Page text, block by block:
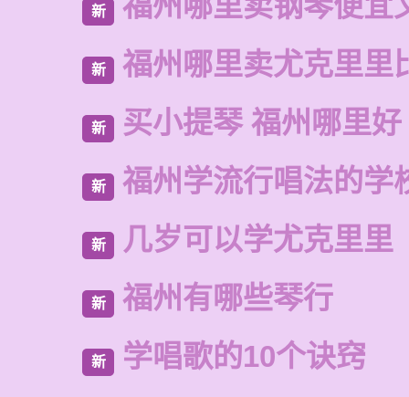
新
新 福州哪里卖尤克里里
新 买小提琴 福州哪里好
新 福州学流行唱法的学
新 几岁可以学尤克里里
新 福州有哪些琴行
新 学唱歌的10个诀窍